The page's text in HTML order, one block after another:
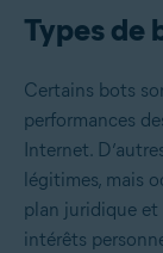
Types de
Certains bots
performances
Internet.
légitimes, mais
plan juridique et
intérêts